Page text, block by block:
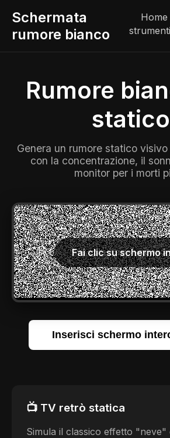
Schermata
rumore bianco
Home
strumenti
Rumore
statico
Genera un rumore statico
con la concentrazione, il
monitor per i morti
Fai clic su schermo
Inserisci schermo
📺 TV retrò statica
Simula il classico effetto "neve"